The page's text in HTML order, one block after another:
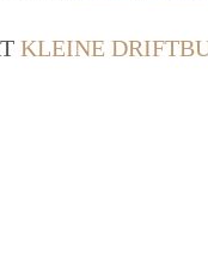
KLEINE